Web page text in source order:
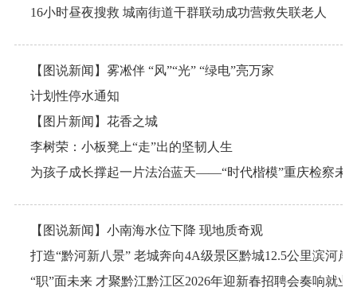
16小时昼夜搜救 城南街道干群联动成功营救失联老人
【图说新闻】雾凇伴 “风”“光” “绿电”亮万家
计划性停水通知
【图片新闻】花香之城
李树荣：小板凳上“走”出的坚韧人生
【图说新闻】小南海水位下降 现地质奇观
“职”面未来 才聚黔江黔江区2026年迎新春招聘会奏响就业